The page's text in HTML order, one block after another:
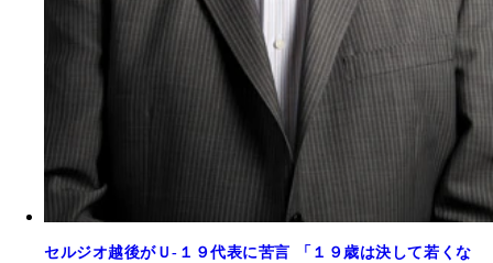
セルジオ越後がＵ-１９代表に苦言 「１９歳は決して若くな